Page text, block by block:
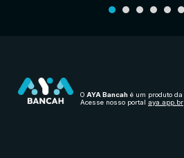
O AYA Bancah é um produto da
Acesse nosso portal aya.app.br